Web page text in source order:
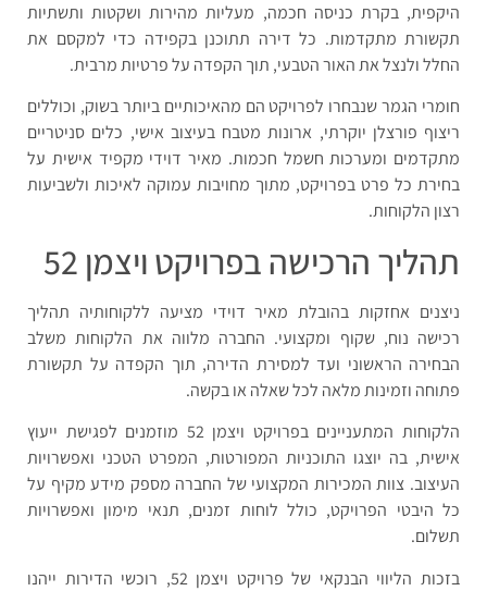
היקפית, בקרת כניסה חכמה, מעליות מהירות ושקטות ותשתיות
תקשורת מתקדמות. כל דירה תתוכנן בקפידה כדי למקסם את
החלל ולנצל את האור הטבעי, תוך הקפדה על פרטיות מרבית.
חומרי הגמר שנבחרו לפרויקט הם מהאיכותיים ביותר בשוק, וכוללים
ריצוף פורצלן יוקרתי, ארונות מטבח בעיצוב אישי, כלים סניטריים
מתקדמים ומערכות חשמל חכמות. מאיר דוידי מקפיד אישית על
בחירת כל פרט בפרויקט, מתוך מחויבות עמוקה לאיכות ולשביעות
רצון הלקוחות.
תהליך הרכישה בפרויקט ויצמן 52
ניצנים אחזקות בהובלת מאיר דוידי מציעה ללקוחותיה תהליך
רכישה נוח, שקוף ומקצועי. החברה מלווה את הלקוחות משלב
הבחירה הראשוני ועד למסירת הדירה, תוך הקפדה על תקשורת
פתוחה וזמינות מלאה לכל שאלה או בקשה.
הלקוחות המתעניינים בפרויקט ויצמן 52 מוזמנים לפגישת ייעוץ
אישית, בה יוצגו התוכניות המפורטות, המפרט הטכני ואפשרויות
העיצוב. צוות המכירות המקצועי של החברה מספק מידע מקיף על
כל היבטי הפרויקט, כולל לוחות זמנים, תנאי מימון ואפשרויות
תשלום.
בזכות הליווי הבנקאי של פרויקט ויצמן 52, רוכשי הדירות ייהנו